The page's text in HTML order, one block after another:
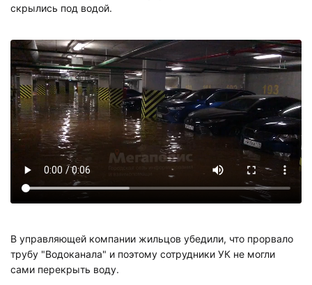
скрылись под водой.
В управляющей компании жильцов убедили, что прорвало
трубу "Водоканала" и поэтому сотрудники УК не могли
сами перекрыть воду.